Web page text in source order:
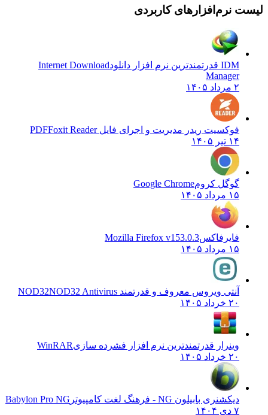
لیست نرم‌افزارهای کاربردی
IDM قدرتمندترین نرم افزار دانلود
Internet Download
Manager
۲ مرداد ۱۴۰۵
فوکسیت ریدر مدیریت و اجرای فایل PDFFoxit Reader
۱۴ تیر ۱۴۰۵
گوگل کرومGoogle Chrome
۱۵ مرداد ۱۴۰۵
فایرفاکسMozilla Firefox v153.0.3
۱۵ مرداد ۱۴۰۵
آنتی ویروس معروف و قدرتمند NOD32 NOD32 Antivirus
۲۰ خرداد ۱۴۰۵
وینرار قدرتمندترین نرم افزار فشرده سازیWinRAR
۲۰ خرداد ۱۴۰۵
دیکشنری بابیلون NG - فرهنگ لغت کامپیوتر
Babylon Pro NG
۷ دی ۱۴۰۴